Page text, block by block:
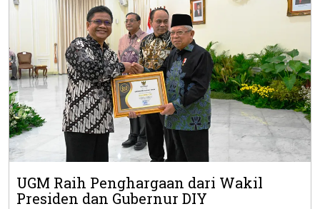
UGM Raih Penghargaan dari Wakil
Presiden dan Gubernur DIY